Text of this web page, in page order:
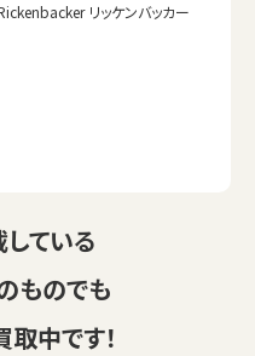
リッケンバッカー
ている
ものでも
中です！